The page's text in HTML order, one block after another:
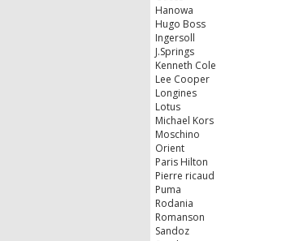
Hanowa
Hugo Boss
Ingersoll
J.Springs
Kenneth Cole
Lee Cooper
Longines
Lotus
Michael Kors
Moschino
Orient
Paris Hilton
Pierre ricaud
Puma
Rodania
Romanson
Sandoz